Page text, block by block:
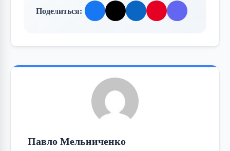
Поделиться:
Павло Мельниченко